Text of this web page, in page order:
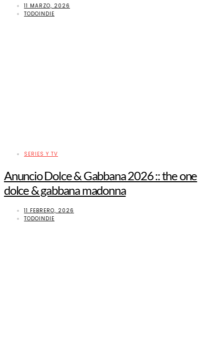
11 MARZO, 2026
TODOINDIE
SERIES Y TV
Anuncio Dolce & Gabbana 2026 :: the one
dolce & gabbana madonna
11 FEBRERO, 2026
TODOINDIE